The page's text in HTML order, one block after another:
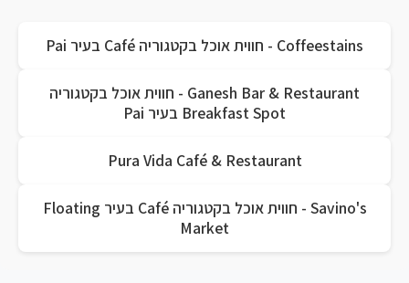
Coffeestains - חווית אוכל בקטגוריה Café בעיר Pai
Ganesh Bar & Restaurant - חווית אוכל בקטגוריה
Breakfast Spot בעיר Pai
Pura Vida Café & Restaurant
Savino's - חווית אוכל בקטגוריה Café בעיר Floating
Market